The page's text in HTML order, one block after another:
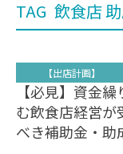
TAG 飲食店
【出店計画】
【必見】資金
む飲食店経営が
べき補助金・助